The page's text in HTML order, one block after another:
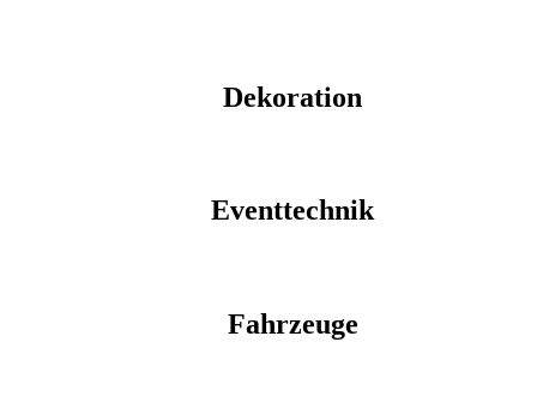
Dekoration
Eventtechnik
Fahrzeuge